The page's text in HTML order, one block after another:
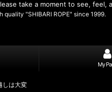
take a moment to see, feel,
quality "SHIBARI ROPE" since 1999.
My
しは大変